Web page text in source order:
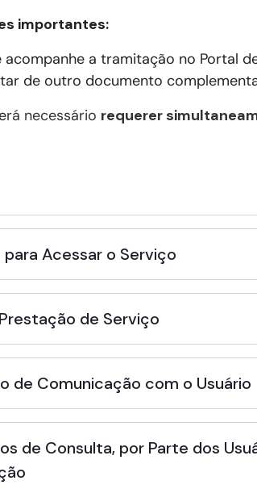
importantes:
acompanhe a tramitação no Portal
de outro documento
rá necessário requerer
para Acessar o Serviço
de Serviço
de Comunicação com o Usuário
de Consulta, por Parte dos